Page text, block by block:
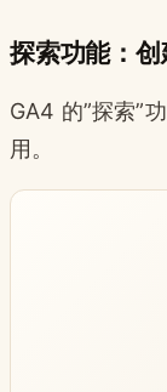
探索功能：
GA4 的”探索”
用。